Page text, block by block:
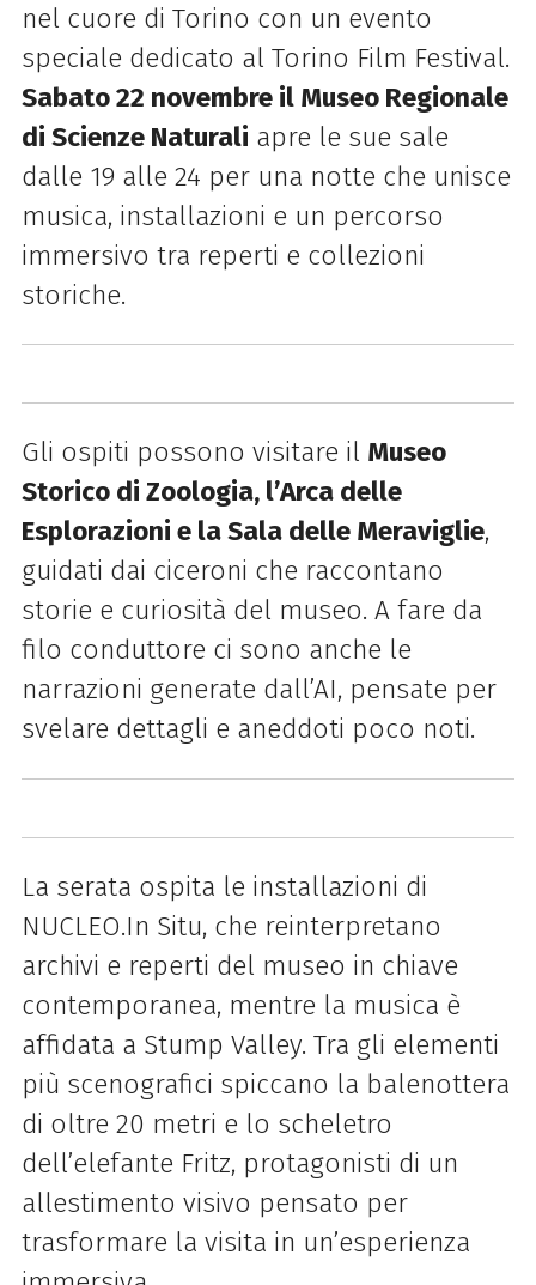
nel cuore di Torino con un evento
speciale dedicato al Torino Film Festival.
Sabato 22 novembre il Museo Regionale
di Scienze Naturali apre le sue sale
dalle 19 alle 24 per una notte che unisce
musica, installazioni e un percorso
immersivo tra reperti e collezioni
storiche.
Gli ospiti possono visitare il Museo
Storico di Zoologia, l’Arca delle
Esplorazioni e la Sala delle Meraviglie,
guidati dai ciceroni che raccontano
storie e curiosità del museo. A fare da
filo conduttore ci sono anche le
narrazioni generate dall’AI, pensate per
svelare dettagli e aneddoti poco noti.
La serata ospita le installazioni di
NUCLEO.In Situ, che reinterpretano
archivi e reperti del museo in chiave
contemporanea, mentre la musica è
affidata a Stump Valley. Tra gli elementi
più scenografici spiccano la balenottera
di oltre 20 metri e lo scheletro
dell’elefante Fritz, protagonisti di un
allestimento visivo pensato per
trasformare la visita in un’esperienza